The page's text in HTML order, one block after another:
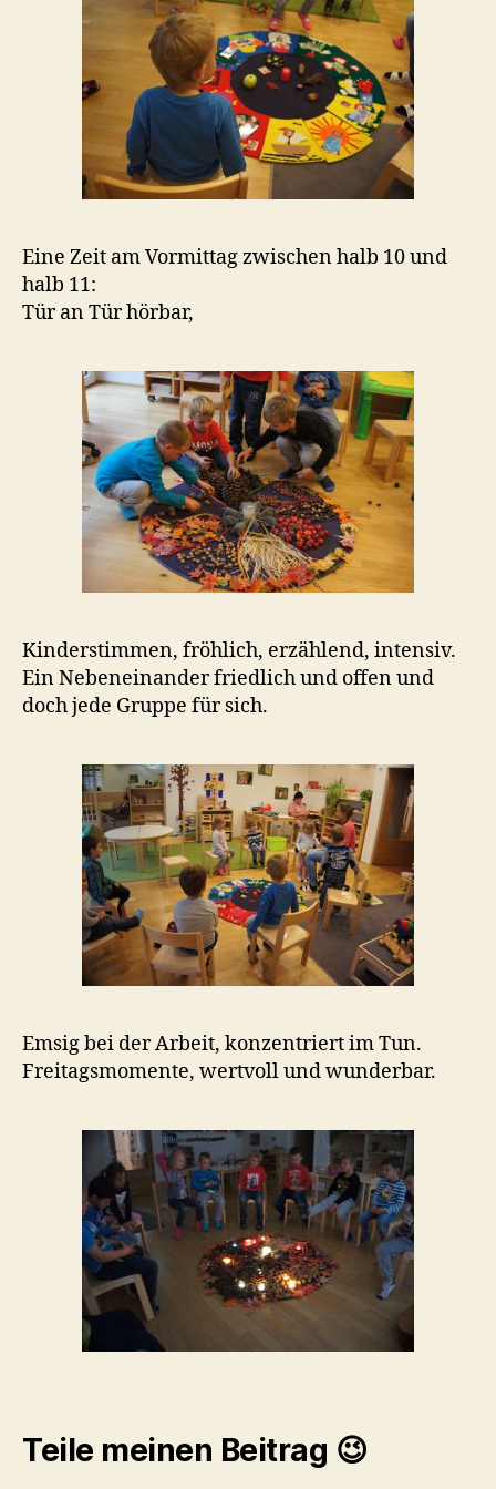
Eine Zeit am Vormittag zwischen halb 10 und
halb 11:
Tür an Tür hörbar,
Kinderstimmen, fröhlich, erzählend, intensiv.
Ein Nebeneinander friedlich und offen und
doch jede Gruppe für sich.
Emsig bei der Arbeit, konzentriert im Tun.
Freitagsmomente, wertvoll und wunderbar.
Teile meinen Beitrag 😉